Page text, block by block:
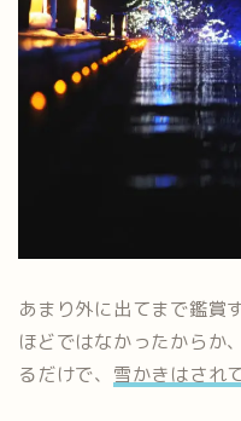
あまり外に出てまで鑑賞
ほどではなかったからか
るだけで、 雪かきはされ